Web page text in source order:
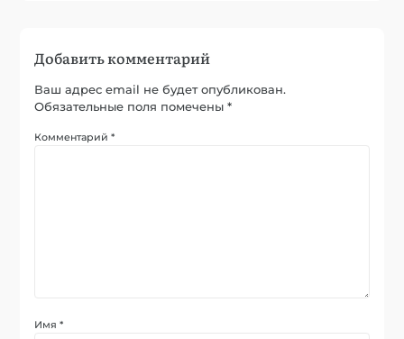
Добавить комментарий
Ваш адрес email не будет опубликован.
Обязательные поля помечены*
Комментарий*
Имя*